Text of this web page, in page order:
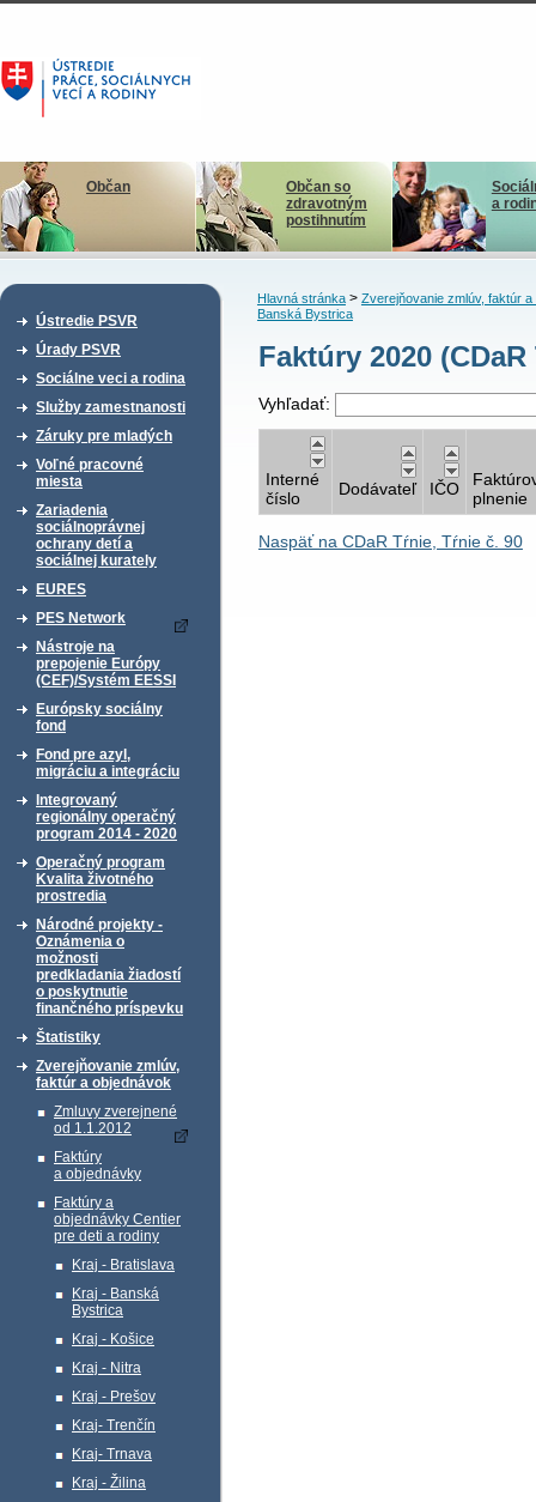
Občan
Občan so
zdravotným
postihnutím
a
Ústredie PSVR
Úrady PSVR
Sociálne veci a rodina
Služby zamestnanosti
Záruky pre mladých
Voľné pracovné
miesta
Zariadenia
sociálnoprávnej
ochrany detí a
sociálnej kurately
EURES
PES Network
Nástroje na
prepojenie Európy
(CEF)/Systém EESSI
Európsky sociálny
fond
Fond pre azyl,
migráciu a integráciu
Integrovaný
regionálny operačný
program 2014 - 2020
Operačný program
Kvalita životného
prostredia
Národné projekty -
Oznámenia o
možnosti
predkladania žiadostí
o poskytnutie
finančného príspevku
Štatistiky
Zverejňovanie zmlúv,
faktúr a objednávok
Zmluvy zverejnené
od 1.1.2012
Faktúry
a objednávky
Faktúry a
objednávky Centier
pre deti a rodiny
Kraj - Bratislava
Kraj - Banská
Bystrica
Kraj - Košice
Kraj - Nitra
Kraj - Prešov
Kraj- Trenčín
Kraj- Trnava
Kraj - Žilina
Hlavná stránka> Zverejňovanie zmlúv, faktúr a
Banská Bystrica
Faktúry 2020
Vyhľadať:
Interné
číslo
Dodávateľ IČO
plnenie
Naspäť na CDaR Tŕnie, Tŕnie č. 90